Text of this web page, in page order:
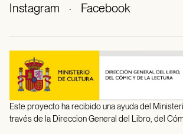
Instagram · Facebook
Este proyecto ha recibido una ayuda del
través de la Direccion General del Libro, del